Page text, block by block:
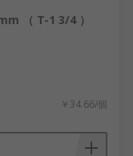
（ T-1 3/4 ）
￥34.66/個